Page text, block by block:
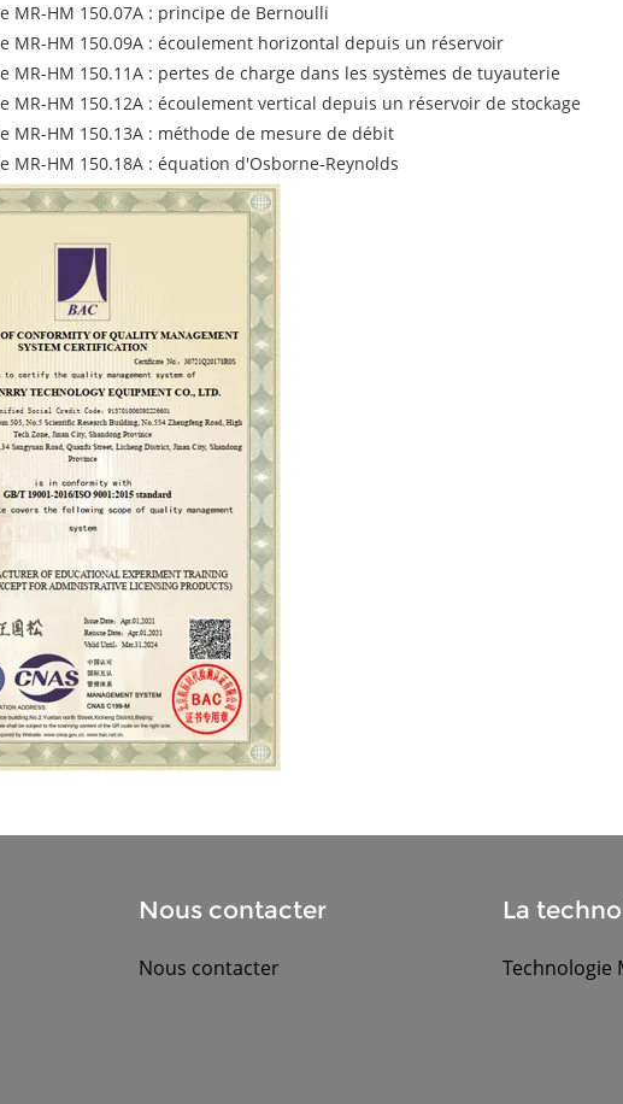
MR-HM 150.07A : principe de Bernoulli
MR-HM 150.09A : écoulement horizontal depuis un réservoir
MR-HM 150.11A : pertes de charge dans les systèmes de tuyauterie
MR-HM 150.12A : écoulement vertical depuis un réservoir de stockage
MR-HM 150.13A : méthode de mesure de débit
MR-HM 150.18A : équation d'Osborne-Reynolds
Nous contacter
Nous contacter
La
Technologie